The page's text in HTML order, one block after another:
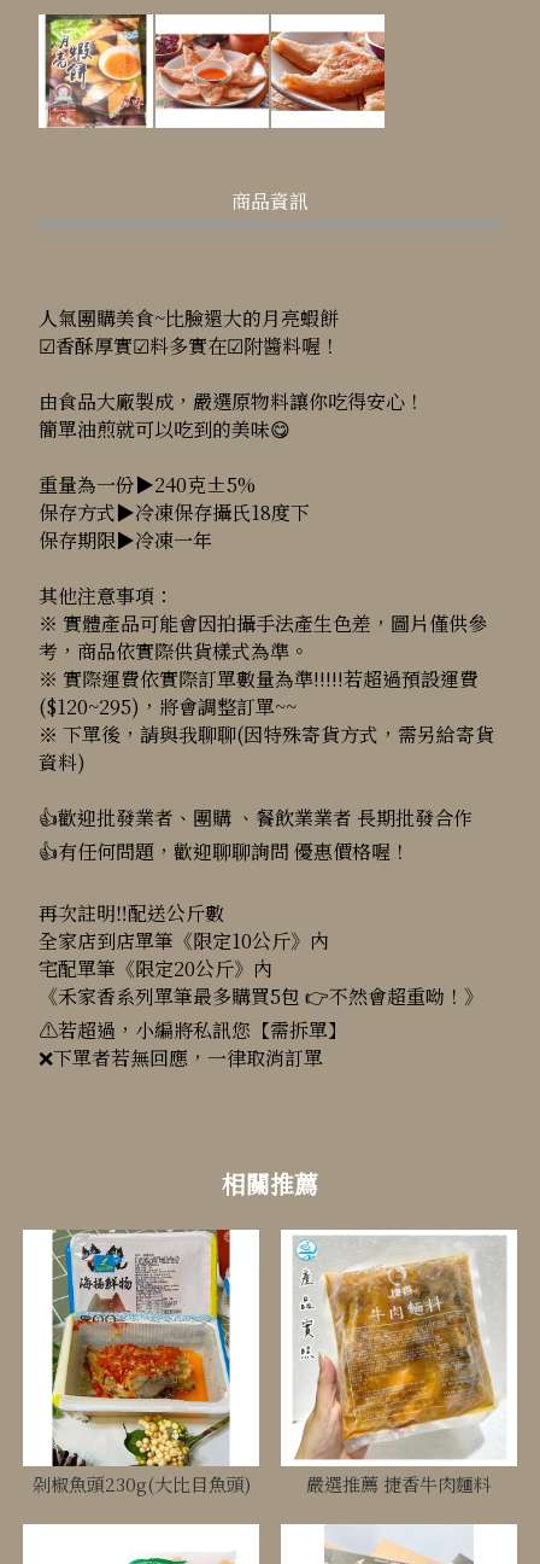
商品資訊
人氣團購美食~比臉還大的月亮蝦餅
☑香酥厚實☑料多實在☑附醬料喔！
由食品大廠製成，嚴選原物料讓你吃得安心！
簡單油煎就可以吃到的美味😋
重量為一份▶240克±5%
保存方式▶冷凍保存攝氏18度下
保存期限▶冷凍一年
其他注意事項：
※ 實體產品可能會因拍攝手法產生色差，圖片僅供參
考，商品依實際供貨樣式為準。
※ 實際運費依實際訂單數量為準!!!!!若超過預設運費
($120~295)，將會調整訂單~~
※ 下單後，請與我聊聊(因特殊寄貨方式，需另給寄貨
資料)
👍歡迎批發業者、團購 、餐飲業業者 長期批發合作
👍有任何問題，歡迎聊聊詢問 優惠價格喔！
再次註明‼️配送公斤數
全家店到店單筆《限定10公斤》內
宅配單筆《限定20公斤》內
《禾家香系列單筆最多購買5包 👉不然會超重呦！》
⚠️若超過，小編將私訊您【需拆單】
❌下單者若無回應，一律取消訂單
剁椒魚頭230g(大比目魚頭) 嚴選推薦 捷香牛肉麵料